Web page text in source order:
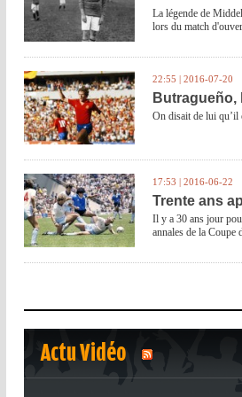
La légende de
lors du match
22:55 | 2016-07-20
Butragueño,
On disait de lui qu’il
17:53 | 2016-06-22
Trente ans
Il y a 30 ans jour
annales de la Coupe
Actu Vidéo
1 2